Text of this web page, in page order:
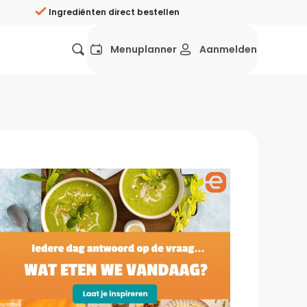
Ingrediënten direct bestellen
Gezonde recepten
Recepten avondeten
Makkelijke recepten
Menuplanner Aanmelden